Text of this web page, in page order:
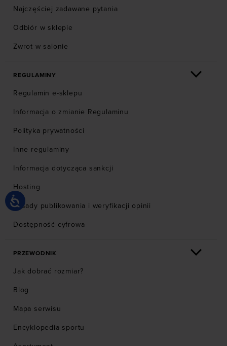
Najczęściej zadawane pytania
Odbiór w sklepie
Zwrot w salonie
REGULAMINY
Regulamin e-sklepu
Informacja o zmianie Regulaminu
Polityka prywatności
Inne regulaminy
Informacja dotycząca sankcji
Hosting
Zasady publikowania i weryfikacji opinii
Dostępność cyfrowa
PRZEWODNIK
Jak dobrać rozmiar?
Blog
Mapa serwisu
Encyklopedia sportu